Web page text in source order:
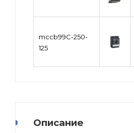
mccb99C-250-
125
Описание